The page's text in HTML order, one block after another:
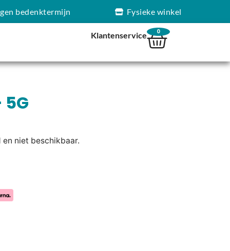
bedenktermijn Fysieke winkel
Klantenservice 0
5G
niet beschikbaar.